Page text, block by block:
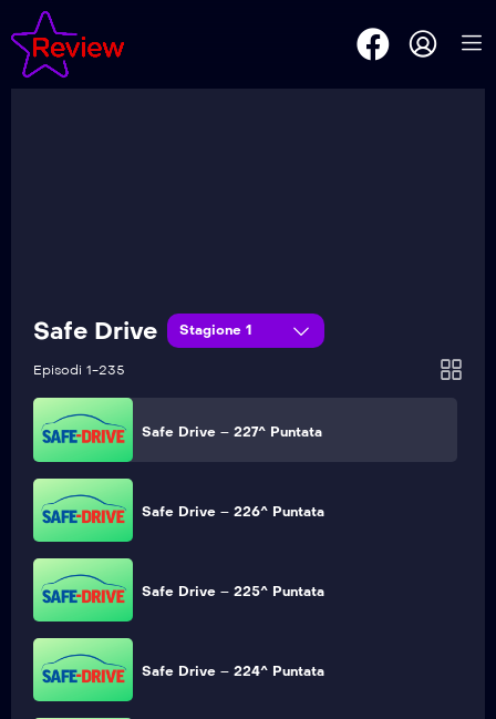
Safe Drive Stagione 1
Episodi 1-235
Safe Drive – 228^ Puntata
Safe Drive – 227^ Puntata
Safe Drive – 226^ Puntata
Safe Drive – 225^ Puntata
Safe Drive – 224^ Puntata